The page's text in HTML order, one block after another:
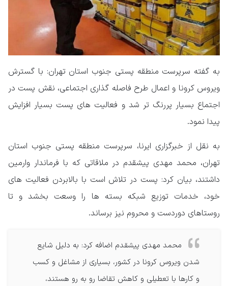
به گفته سرپرست منطقه پستی جنوب استان تهران: با گسترش
ویروس کرونا و اعمال طرح فاصله گذاری اجتماعی، نقش پست در
اجتماع بسیار پررنگ تر شد و فعالیت های پست بسیار افزایش
پیدا نمود.
به نقل از خبرگزاری ایرنا، سرپرست منطقه پستی جنوب استان
تهران، محمد مهدی پیشقدم در ملاقاتی که با فرماندار وارمین
داشتند، بیان کرد: پست در تلاش است با بالابردن فعالیت های
خود، خدمات توزیع شبکه بسته ها را وسعت بخشد و تا
روستاهای دوردست و محروم نیز برساند.
محمد مهدی پیشقدم اضافه کرد: به دلیل شایع
شدن ویروس کرونا در کشور، بسیاری از مشاغل و کسب
و کارها با تعطیلی و کاهش تقاضا رو به رو هستند،